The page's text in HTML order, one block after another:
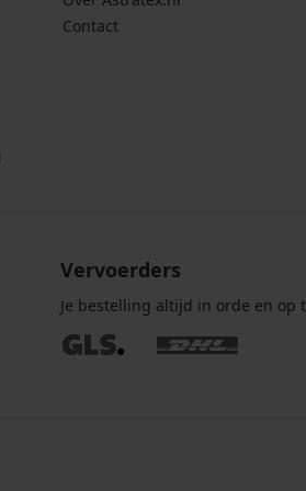
Contact
Vervoerders
Je bestelling altijd in orde en op